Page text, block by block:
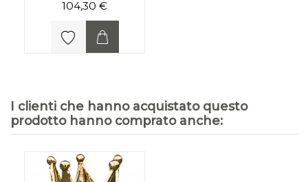
104,30 €
I clienti che hanno acquistato questo
prodotto hanno comprato anche: